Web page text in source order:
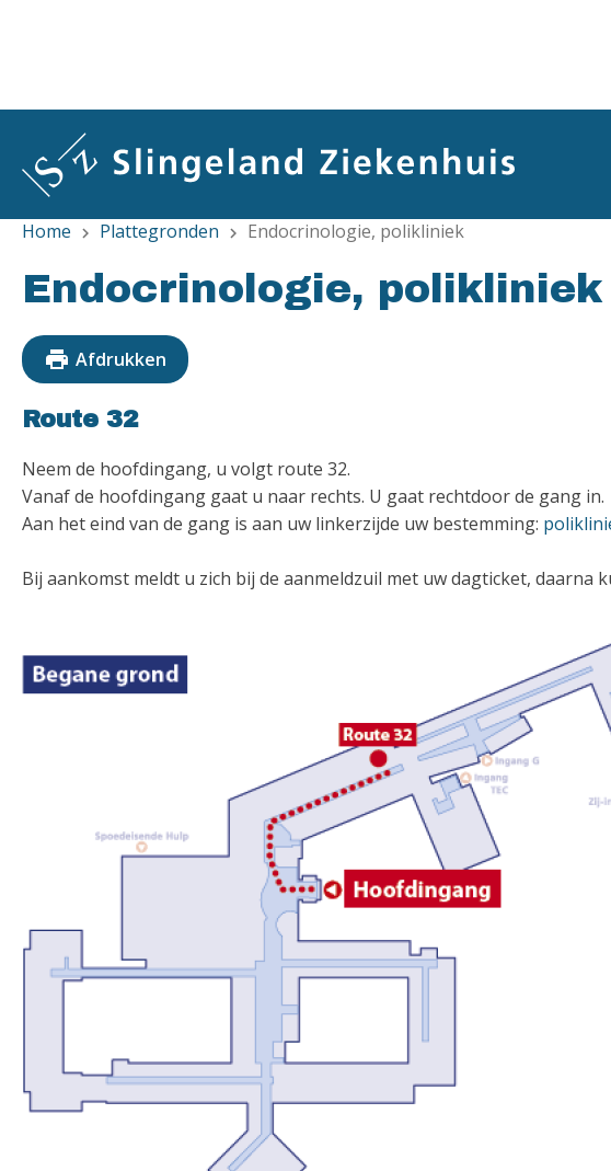
Home chevron_right Plattegronden chevron_right Endocrinologie, polikliniek
Endocrinologie, polikliniek
print Afdrukken
Route 32
Neem de hoofdingang, u volgt route 32.
Vanaf de hoofdingang gaat u naar rechts. U gaat rechtdoor de gang in.
Aan het eind van de gang is aan uw linkerzijde uw bestemming:
Bij aankomst meldt u zich bij de aanmeldzuil met uw dagticket, daarna